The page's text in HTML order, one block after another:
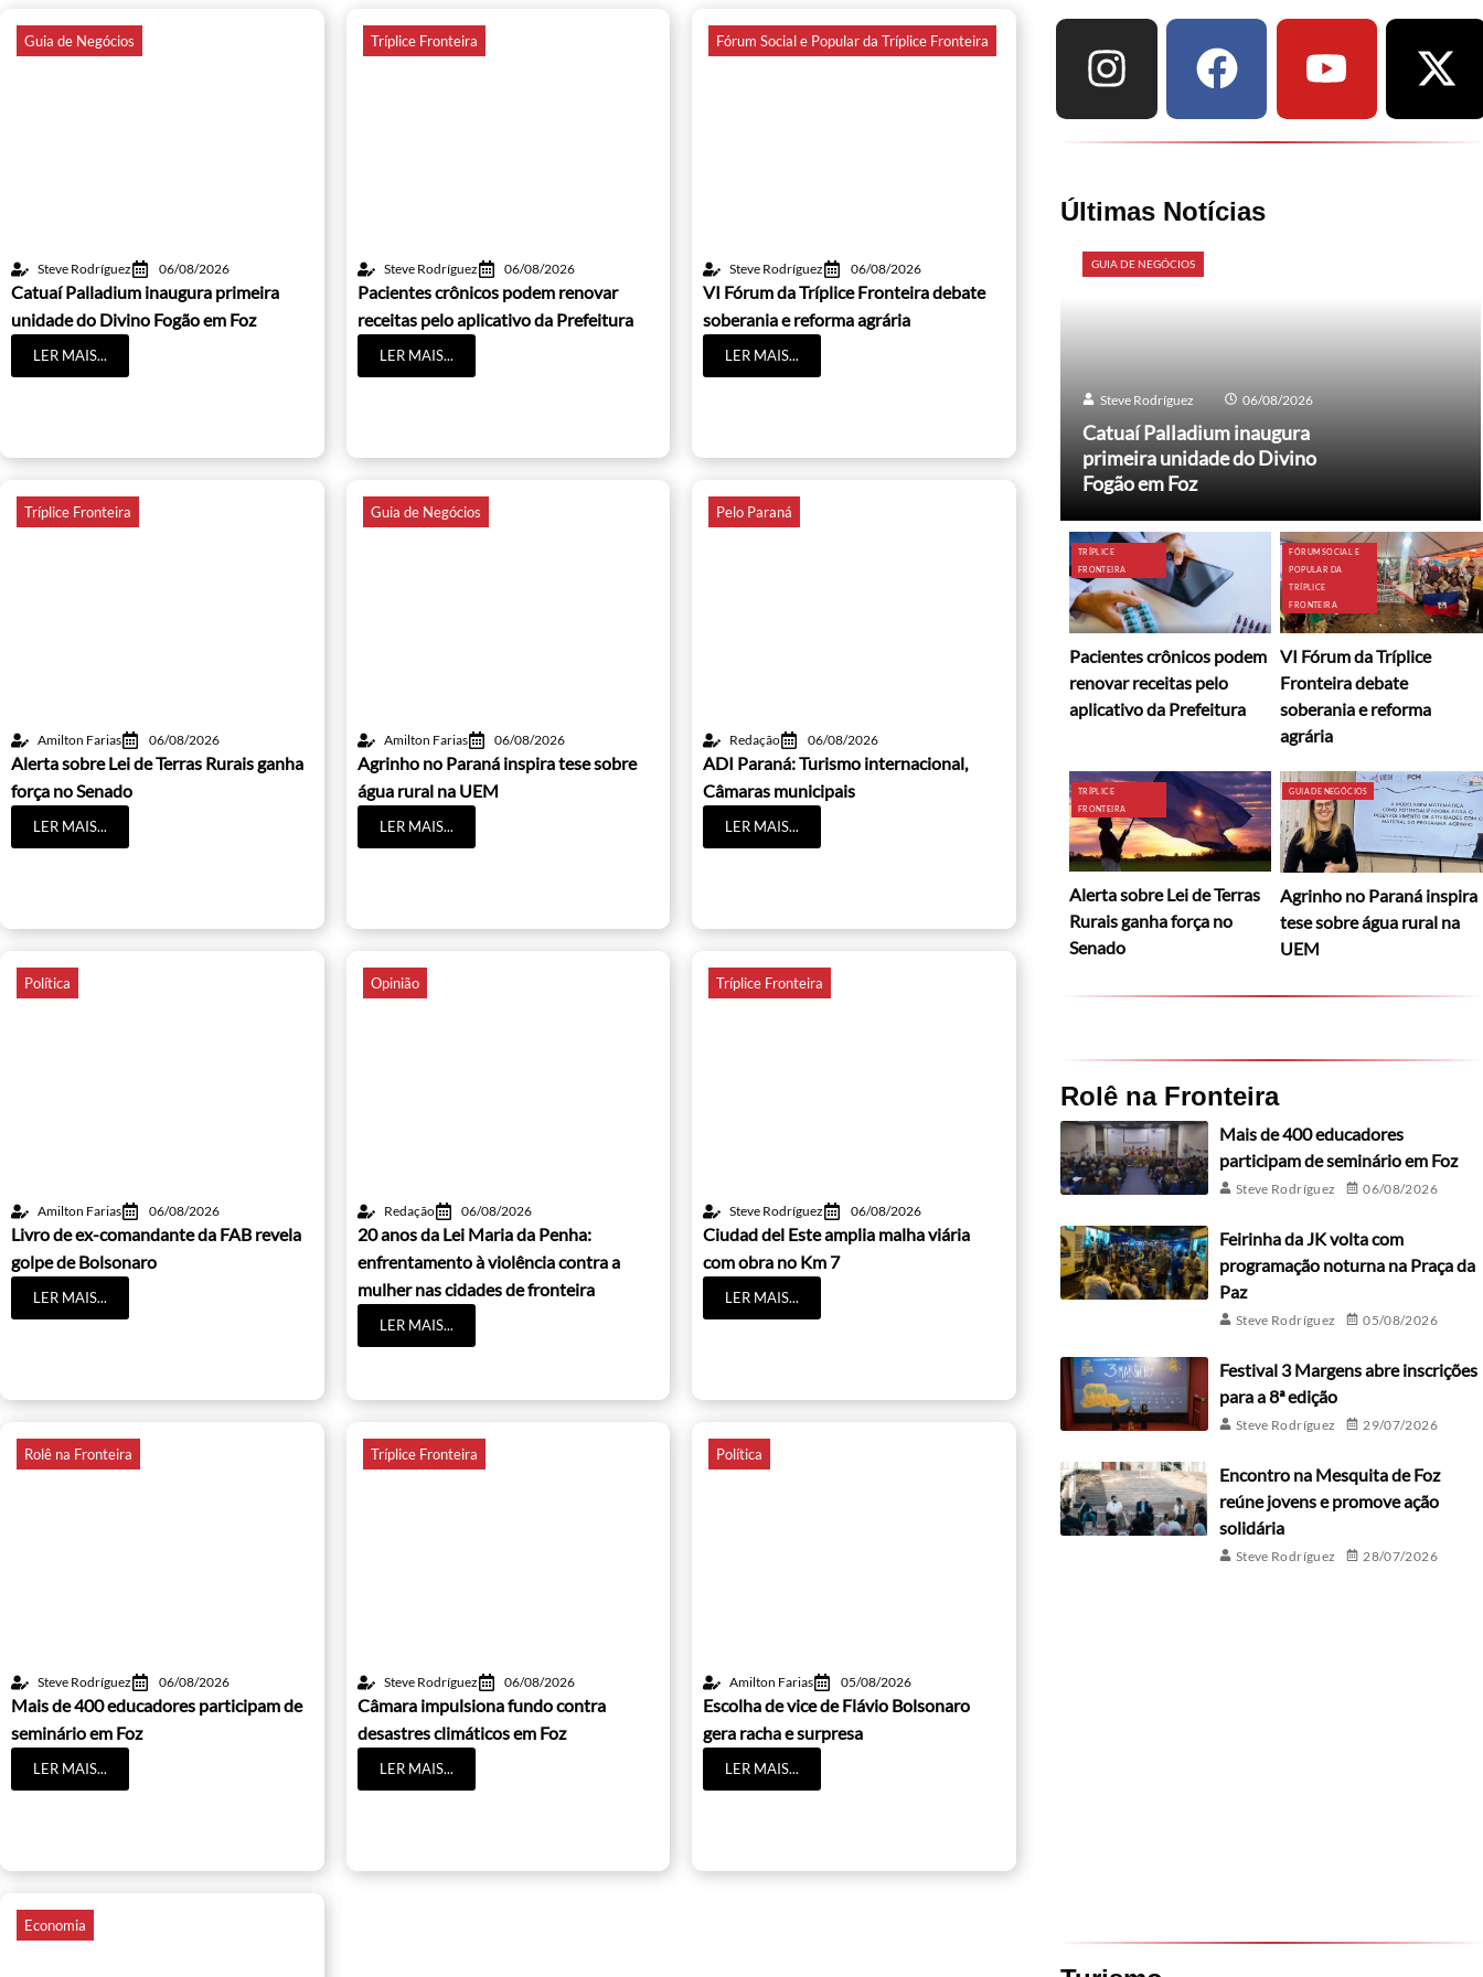
Guia de Negócios
Steve Rodríguez 06/08/2026
Catuaí Palladium inaugura primeira
unidade do Divino Fogão em Foz
LER MAIS...
Tríplice Fronteira
Steve Rodríguez 06/08/2026
Pacientes crônicos podem renovar
receitas pelo aplicativo da Prefeitura
LER MAIS...
Fórum Social e Popular da Tríplice Fronteira
Steve Rodríguez 06/08/2026
VI Fórum da Tríplice Fronteira debate
soberania e reforma agrária
LER MAIS...
Tríplice Fronteira
Amilton Farias 06/08/2026
Alerta sobre Lei de Terras Rurais ganha
força no Senado
LER MAIS...
Guia de Negócios
Amilton Farias 06/08/2026
Agrinho no Paraná inspira tese sobre
água rural na UEM
LER MAIS...
Pelo Paraná
Redação 06/08/2026
ADI Paraná: Turismo internacional,
Câmaras municipais
LER MAIS...
Política
Amilton Farias 06/08/2026
Livro de ex-comandante da FAB revela
golpe de Bolsonaro
LER MAIS...
Opinião
Redação 06/08/2026
20 anos da Lei Maria da Penha:
enfrentamento à violência contra a
mulher nas cidades de fronteira
LER MAIS...
Tríplice Fronteira
Steve Rodríguez 06/08/2026
Ciudad del Este amplia malha viária
com obra no Km 7
LER MAIS...
Rolê na Fronteira
Steve Rodríguez 06/08/2026
Mais de 400 educadores participam de
seminário em Foz
LER MAIS...
Tríplice Fronteira
Steve Rodríguez 06/08/2026
Câmara impulsiona fundo contra
desastres climáticos em Foz
LER MAIS...
Política
Amilton Farias 05/08/2026
Escolha de vice de Flávio Bolsonaro
gera racha e surpresa
LER MAIS...
Economia
Últimas Notícias
GUIA DE NEGÓCIOS
Steve Rodríguez 06/08/2026
Catuaí Palladium inaugura
primeira unidade do Divino
Fogão em Foz
TRÍPLICE
FRONTEIRA
Pacientes crônicos podem
renovar receitas pelo
aplicativo da Prefeitura
FÓRUM SOCIAL E
POPULAR DA
TRÍPLICE
FRONTEIRA
VI Fórum da Tríplice
Fronteira debate
soberania e reforma
agrária
TRÍPLICE
FRONTEIRA
Alerta sobre Lei de Terras
Rurais ganha força no
Senado
GUIA DE NEGÓCIOS
Agrinho no Paraná inspira
tese sobre água rural na
UEM
Rolê na Fronteira
Mais de 400 educadores
participam de seminário em Foz
Steve Rodríguez 06/08/2026
Feirinha da JK volta com
programação noturna na Praça da
Paz
Steve Rodríguez 05/08/2026
Festival 3 Margens abre inscrições
para a 8ª edição
Steve Rodríguez 29/07/2026
Encontro na Mesquita de Foz
reúne jovens e promove ação
solidária
Steve Rodríguez 28/07/2026